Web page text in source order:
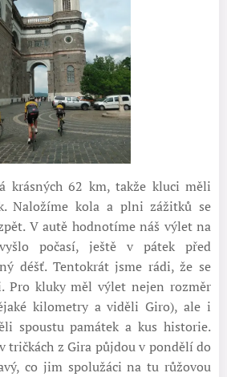
krásných 62 km, takže kluci měli
Naložíme kola a plni zážitků se
V autě hodnotíme náš výlet na
počasí, ještě v pátek před
déšť. Tentokrát jsme rádi, že se
Pro kluky měl výlet nejen rozměr
kilometry a viděli Giro), ale i
spoustu památek a kus historie.
tričkách z Gira půjdou v pondělí do
co jim spolužáci na tu růžovou